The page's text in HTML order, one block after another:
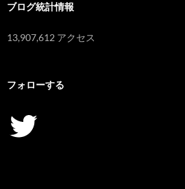
ブログ統計情報
13,907,612 アクセス
フォローする
Twitter